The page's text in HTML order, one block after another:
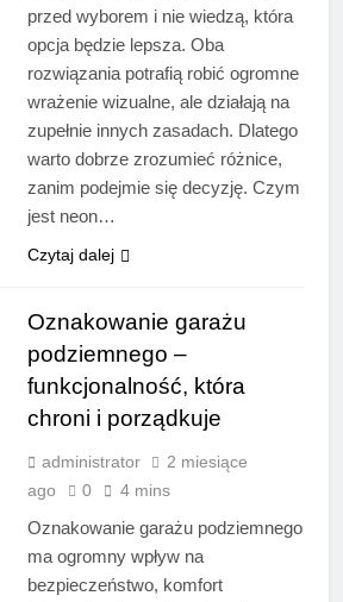
przed wyborem i nie wiedzą, która
opcja będzie lepsza. Oba
rozwiązania potrafią robić ogromne
wrażenie wizualne, ale działają na
zupełnie innych zasadach. Dlatego
warto dobrze zrozumieć różnice,
zanim podejmie się decyzję. Czym
jest neon…
Czytaj dalej
Oznakowanie garażu
podziemnego –
funkcjonalność, która
chroni i porządkuje
administrator
2 miesiące
ago
0 4 mins
Oznakowanie garażu podziemnego
ma ogromny wpływ na
bezpieczeństwo, komfort